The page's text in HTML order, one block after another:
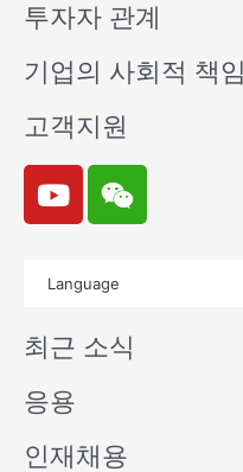
투자자 관계
기업의 사회적 책임
고객지원
Y
o
u
e
W
e
i
n
Language
최근 소식
응용
인재채용